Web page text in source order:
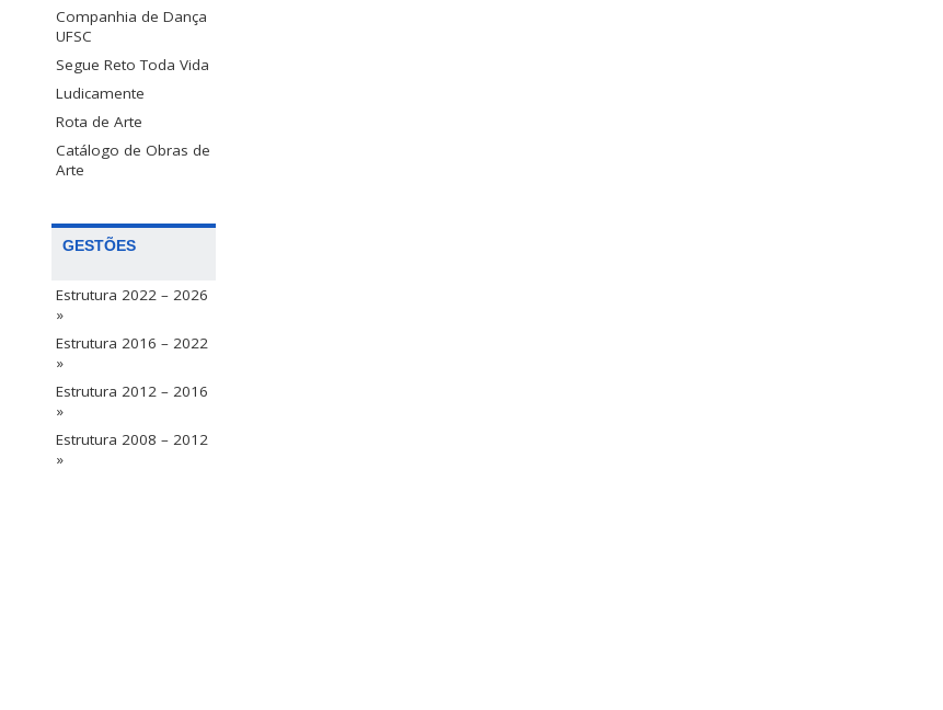
Companhia de Dança
UFSC
Segue Reto Toda Vida
Ludicamente
Rota de Arte
Catálogo de Obras de
Arte
GESTÕES
Estrutura 2022 – 2026
»
Estrutura 2016 – 2022
»
Estrutura 2012 – 2016
»
Estrutura 2008 – 2012
»